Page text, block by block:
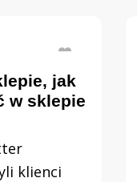
jak
w sklepie
klienci